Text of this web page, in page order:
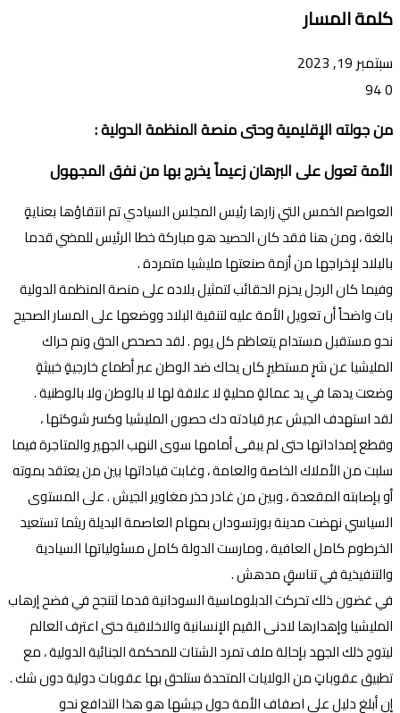
كلمة المسار
سبتمبر 19, 2023
0
من جولته الإقليمية وحتى منصة المنظمة الدولية :
الأمة تعول على البرهان زعيماً يخرج بها من نفق المجهول
العواصم الخمس التي زارها رئيس المجلس السيادي تم انتقاؤها بعنايةٍ
بالغة ، ومن هنا فقد كان الحصيد هو مباركة خطا الرئيس للمضي قدما
بالبلاد لإخراجها من أزمة صنعتها مليشيا متمردة .
وفيما كان الرجل يحزم الحقائب لتمثيل بلاده على منصة المنظمة الدولية
بات واضحاً أن تعويل الأمة عليه لتنقية البلاد ووضعها على المسار الصحيح
نحو مستقبل مستدام يتعاظم كل يوم . لقد حصحص الحق ونم حراك
المليشيا عن شرٍ مستطيرٍ كان يحاك ضد الوطن عبر أطماع خارجيةٍ خبيثةٍ
وضعت يدها في يد عمالةٍ محليةٍ لا علاقة لها لا بالوطن ولا بالوطنية .
لقد استهدف الجيش عبر قيادته دك حصون المليشيا وكسر شوكتها ،
وقطع إمداداتها حتى لم يبقى أمامها سوى النهب الجهير والمتاجرة فيما
سلبت من الأملاك الخاصة والعامة ، وغابت قياداتها بين من يعتقد بموته
أو بإصابته المقعدة ، وبين من غادر حذر مغاوير الجيش . على المستوى
السياسي نهضت مدينة بورتسودان بمهام العاصمة البديلة ريثما تستعيد
الخرطوم كامل العافية ، ومارست الدولة كامل مسئولياتها السيادية
والتنفيذية في تناسقٍ مدهش .
في غضون ذلك تحركت الدبلوماسية السودانية قدما لتنجح في فضح إرهاب
المليشيا وإهدارها لادنى القيم الإنسانية والاخلاقية حتى اعترف العالم
ليتوج ذلك الجهد بإحالة ملف تمرد الشتات للمحكمة الجنائية الدولية ، مع
تطبيق عقوباتٍ من الولايات المتحدة ستلحق بها عقوبات دولية دون شك .
إن أبلغ دليلٍ على اصفاف الأمة حول جيشها هو هذا التدافع نحو